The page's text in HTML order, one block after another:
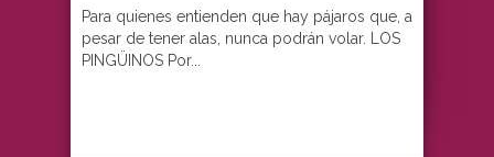
Para quienes entienden que hay pájaros que, a
pesar de tener alas, nunca podrán volar. LOS
PINGÜINOS Por...